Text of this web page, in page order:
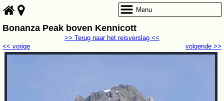
Bonanza Peak boven Kennicott
volgende >>
<< vorige
>> Terug naar het reisverslag <<
Menu